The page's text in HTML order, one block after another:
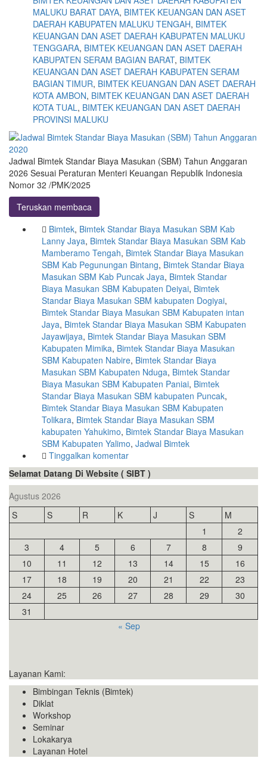
MALUKU BARAT DAYA, BIMTEK KEUANGAN DAN ASET
DAERAH KABUPATEN MALUKU TENGAH, BIMTEK
KEUANGAN DAN ASET DAERAH KABUPATEN MALUKU
TENGGARA, BIMTEK KEUANGAN DAN ASET DAERAH
KABUPATEN SERAM BAGIAN BARAT, BIMTEK
KEUANGAN DAN ASET DAERAH KABUPATEN SERAM
BAGIAN TIMUR, BIMTEK KEUANGAN DAN ASET DAERAH
KOTA AMBON, BIMTEK KEUANGAN DAN ASET DAERAH
KOTA TUAL, BIMTEK KEUANGAN DAN ASET DAERAH
PROVINSI MALUKU
Jadwal Bimtek Standar Biaya Masukan (SBM) Tahun Anggaran
2026 Sesuai Peraturan Menteri Keuangan Republik Indonesia
Nomor 32 /PMK/2025
Teruskan membaca
Bimtek, Bimtek Standar Biaya Masukan SBM Kab
Lanny Jaya, Bimtek Standar Biaya Masukan SBM Kab
Mamberamo Tengah, Bimtek Standar Biaya Masukan
SBM Kab Pegunungan Bintang, Bimtek Standar Biaya
Masukan SBM Kab Puncak Jaya, Bimtek Standar
Biaya Masukan SBM Kabupaten Deiyai, Bimtek
Standar Biaya Masukan SBM kabupaten Dogiyai,
Bimtek Standar Biaya Masukan SBM Kabupaten intan
Jaya, Bimtek Standar Biaya Masukan SBM Kabupaten
Jayawijaya, Bimtek Standar Biaya Masukan SBM
Kabupaten Mimika, Bimtek Standar Biaya Masukan
SBM Kabupaten Nabire, Bimtek Standar Biaya
Masukan SBM Kabupaten Nduga, Bimtek Standar
Biaya Masukan SBM Kabupaten Paniai, Bimtek
Standar Biaya Masukan SBM kabupaten Puncak,
Bimtek Standar Biaya Masukan SBM Kabupaten
Tolikara, Bimtek Standar Biaya Masukan SBM
kabupaten Yahukimo, Bimtek Standar Biaya Masukan
SBM Kabupaten Yalimo, Jadwal Bimtek
Tinggalkan komentar
Selamat Datang Di Website ( SIBT )
Agustus 2026
S
S R K J S
M
1
2
3
4 5 6 7 8
9
10
11 12 13 14 15
16
17
18 19 20 21 22
23
24
25 26 27 28 29
30
31
« Sep
Layanan Kami:
Bimbingan Teknis (Bimtek)
Diklat
Workshop
Seminar
Lokakarya
Layanan Hotel